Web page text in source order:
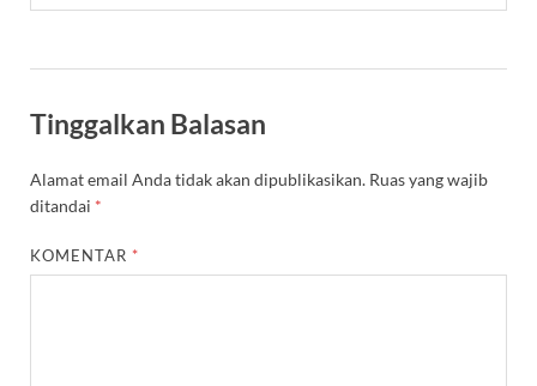
Tinggalkan Balasan
Alamat email Anda tidak akan dipublikasikan. Ruas yang wajib
ditandai *
KOMENTAR *